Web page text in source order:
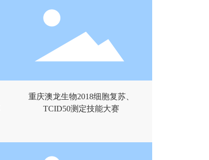
重庆澳龙生物2018细胞复苏、
TCID50测定技能大赛